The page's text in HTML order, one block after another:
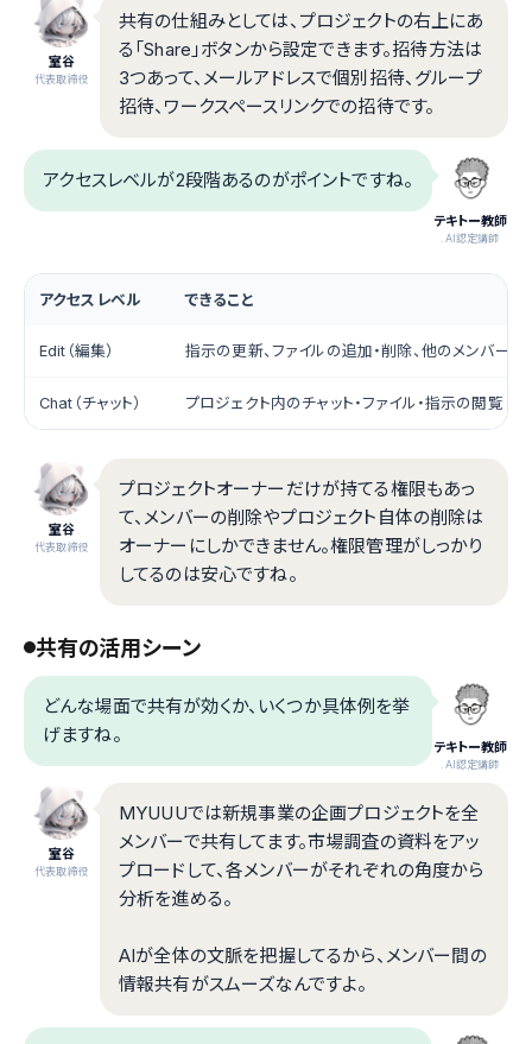
室谷
代表取締役
共有の仕組みとしては、プロジェクトの右上にあ
る「Share」ボタンから設定できます。招待方法は
3つあって、メールアドレスで個別招待、グループ
招待、ワークスペースリンクでの招待です。
テキトー教師
.AI認定講師
アクセスレベルが2段階あるのがポイントですね。
アクセスレベル できること
Edit（編集） 指示の更新、ファイルの追加・削除、他のメンバーの
Chat（チャット） プロジェクト内のチャット・ファイル・指示の閲覧と
室谷
代表取締役
プロジェクトオーナーだけが持てる権限もあっ
て、メンバーの削除やプロジェクト自体の削除は
オーナーにしかできません。権限管理がしっかり
してるのは安心ですね。
共有の活用シーン
テキトー教師
.AI認定講師
どんな場面で共有が効くか、いくつか具体例を挙
げますね。
室谷
代表取締役
MYUUUでは新規事業の企画プロジェクトを全
メンバーで共有してます。市場調査の資料をアッ
プロードして、各メンバーがそれぞれの角度から
分析を進める。
AIが全体の文脈を把握してるから、メンバー間の
情報共有がスムーズなんですよ。